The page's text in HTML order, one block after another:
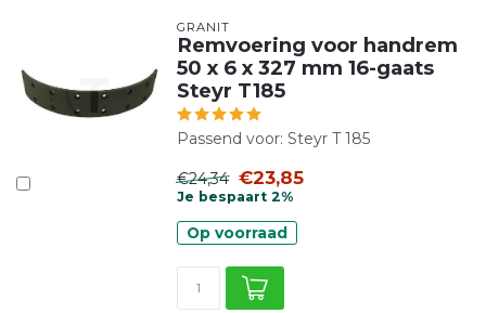
GRANIT
Remvoering voor handrem
50 x 6 x 327 mm 16-gaats
Steyr T185
Passend voor: Steyr T 185
€24,34 €23,85
Je bespaart 2%
Op voorraad